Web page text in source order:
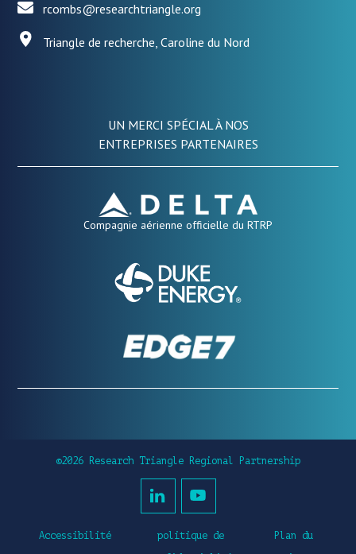
rcombs@researchtriangle.org
Triangle de recherche, Caroline du Nord
UN MERCI SPÉCIAL À NOS
ENTREPRISES PARTENAIRES
Compagnie aérienne officielle du RTRP
©2026 Research Triangle Regional Partnership
Accessibilité
politique de
Plan du